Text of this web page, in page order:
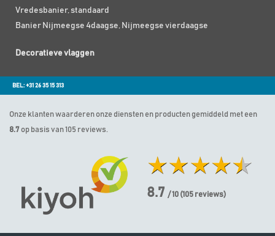
Vredesbanier, standaard
Banier Nijmeegse 4daagse, Nijmeegse vierdaagse
Decoratieve vlaggen
BEL: +31 26 35 15 313
Onze klanten waarderen onze diensten en producten gemiddeld met een
8.7 op basis van 105 reviews.
8.7 / 10 (105 reviews)